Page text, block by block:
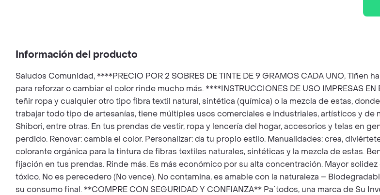
Información del producto
Saludos Comunidad, ****PRECIO POR 2 SOBRES DE TINTE DE 9 GRAMOS CADA UNO,
para reforzar o cambiar el color rinde mucho más. ****INSTRUCCIONES DE USO IMPRESAS
teñir ropa y cualquier otro tipo fibra textil natural, sintética (química) o la mezcla de estas,
trabajar todo tipo de artesanías, tiene múltiples usos comerciales e industriales, artísticos y
Shibori, entre otras. En tus prendas de vestir, ropa y lencería del hogar, accesorios y telas en
perdido. Renovar: cambia el color. Personalizar: da tu propio estilo. Manualidades: crea,
colorante orgánica para la tintura de fibras textiles naturales, sintéticas y la mezcla de estas.
fijación en tus prendas. Rinde más. Es más económico por su alta concentración. Mayor
tóxico. No es perecedero (No vence). No contamina, es amable con la naturaleza –
su consumo final. **COMPRE CON SEGURIDAD Y CONFIANZA** Pa´todos, una marca de Su